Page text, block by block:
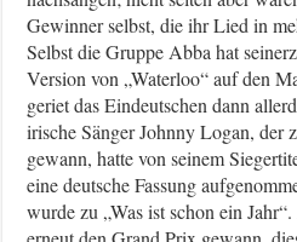
Gewinner selbst, die ihr Lied in
Selbst die Gruppe Abba hat
Version von „Waterloo“ auf den
geriet das Eindeutschen dann
irische Sänger Johnny Logan, der
gewann, hatte von seinem
eine deutsche Fassung
wurde zu „Was ist schon ein